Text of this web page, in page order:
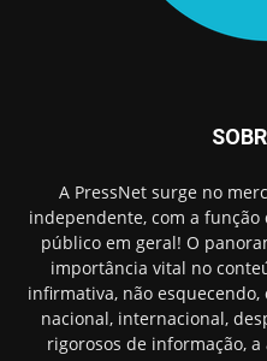
A PressNet surge no
independente, com a
público em geral! O
importância vital no
infirmativa, não
nacional, internacional,
rigorosos de informação,